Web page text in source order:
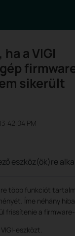
a VIGI
sikerült
PM
eszköz(ök)re
több funkciót
Íme néhány
frissítenie a firmware-
eszközt.